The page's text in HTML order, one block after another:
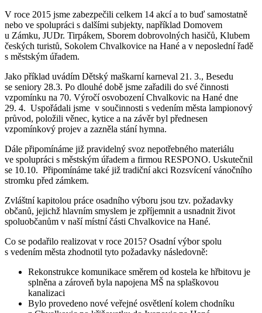
V roce 2015 jsme zabezpečili celkem 14 akcí a to buď samostatně
nebo ve spolupráci s dalšími subjekty, například Domovem
u Zámku, JUDr. Tirpákem, Sborem dobrovolných hasičů, Klubem
českých turistů, Sokolem Chvalkovice na Hané a v neposlední řadě
s městským úřadem.
Jako příklad uvádím Dětský maškarní karneval 21. 3., Besedu
se seniory 28.3. Po dlouhé době jsme zařadili do své činnosti
vzpomínku na 70. Výročí osvobození Chvalkovic na Hané dne
29. 4. Uspořádali jsme v součinnosti s vedením města lampionový
průvod, položili věnec, kytice a na závěr byl přednesen
vzpomínkový projev a zazněla stání hymna.
Dále připomínáme již pravidelný svoz nepotřebného materiálu
ve spolupráci s městským úřadem a firmou RESPONO. Uskutečnil
se 10.10. Připomínáme také již tradiční akci Rozsvícení vánočního
stromku před zámkem.
Zvláštní kapitolou práce osadního výboru jsou tzv. požadavky
občanů, jejichž hlavním smyslem je zpříjemnit a usnadnit život
spoluobčanům v naší místní části Chvalkovice na Hané.
Co se podařilo realizovat v roce 2015? Osadní výbor spolu
s vedením města zhodnotil tyto požadavky následovně:
Rekonstrukce komunikace směrem od kostela ke hřbitovu je
splněna a zároveň byla napojena MŠ na splaškovou
kanalizaci
Bylo provedeno nové veřejné osvětlení kolem chodníku